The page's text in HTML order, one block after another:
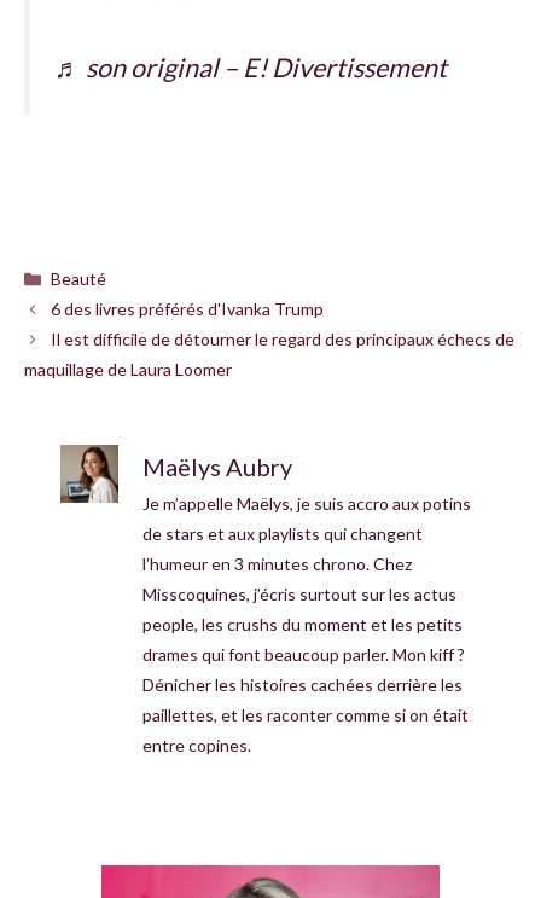
♬ son original – E! Divertissement
Catégories
Beauté
6 des livres préférés d'Ivanka Trump
Il est difficile de détourner le regard des principaux échecs de
maquillage de Laura Loomer
Maëlys Aubry
Je m’appelle Maëlys, je suis accro aux potins
de stars et aux playlists qui changent
l’humeur en 3 minutes chrono. Chez
Misscoquines, j’écris surtout sur les actus
people, les crushs du moment et les petits
drames qui font beaucoup parler. Mon kiff ?
Dénicher les histoires cachées derrière les
paillettes, et les raconter comme si on était
entre copines.